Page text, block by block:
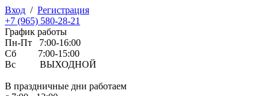
Вход / Регистрация
+7 (965) 580-28-21
График работы
Пн-Пт 7:00-16:00
Сб 7:00-15:00
Вс ВЫХОДНОЙ
В праздничные дни работаем